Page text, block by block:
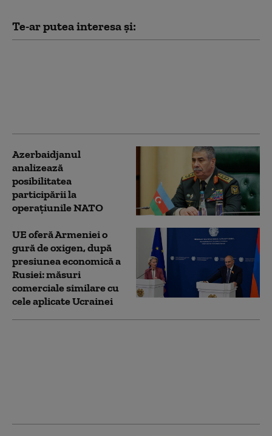
Te-ar putea interesa și:
Azerbaidjanul
analizează
posibilitatea
participării la
operațiunile NATO
UE oferă Armeniei o
gură de oxigen, după
presiunea economică a
Rusiei: măsuri
comerciale similare cu
cele aplicate Ucrainei